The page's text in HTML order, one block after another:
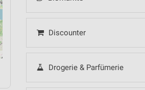
Discounter
Drogerie & Parfümerie